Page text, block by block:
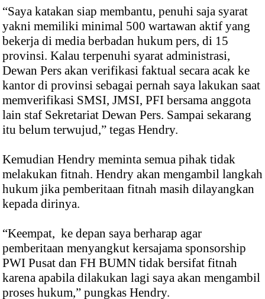
“Saya katakan siap membantu, penuhi saja syarat
yakni memiliki minimal 500 wartawan aktif yang
bekerja di media berbadan hukum pers, di 15
provinsi. Kalau terpenuhi syarat administrasi,
Dewan Pers akan verifikasi faktual secara acak ke
kantor di provinsi sebagai pernah saya lakukan saat
memverifikasi SMSI, JMSI, PFI bersama anggota
lain staf Sekretariat Dewan Pers. Sampai sekarang
itu belum terwujud,” tegas Hendry.
Kemudian Hendry meminta semua pihak tidak
melakukan fitnah. Hendry akan mengambil langkah
hukum jika pemberitaan fitnah masih dilayangkan
kepada dirinya.
“Keempat, ke depan saya berharap agar
pemberitaan menyangkut kersajama sponsorship
PWI Pusat dan FH BUMN tidak bersifat fitnah
karena apabila dilakukan lagi saya akan mengambil
proses hukum,” pungkas Hendry.